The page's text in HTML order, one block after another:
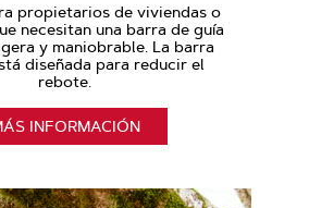
propietarios de viviendas o
necesitan una barra de guía
y maniobrable. La barra
diseñada para reducir el
rebote.
INFORMACIÓN